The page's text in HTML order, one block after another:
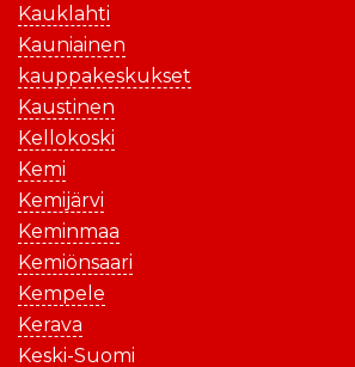
Kauklahti
Kauniainen
kauppakeskukset
Kaustinen
Kellokoski
Kemi
Kemijärvi
Keminmaa
Kemiönsaari
Kempele
Kerava
Keski-Suomi